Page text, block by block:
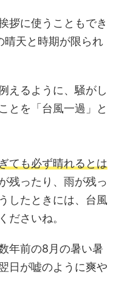
拶に使うこともでき
晴天と時期が限られ
えるように、騒がし
とを「台風一過」と
ても必ず晴れるとは
残ったり、雨が残っ
したときには、台風
ださいね。
年前の8月の暑い暑
日が嘘のように爽や